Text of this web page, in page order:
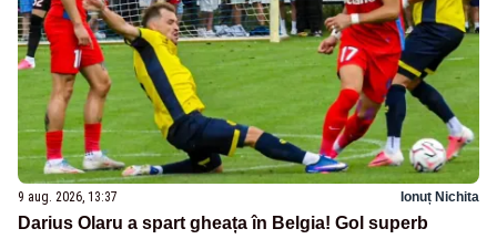
9 aug. 2026, 13:37 Ionuț Nichita
Darius Olaru a spart gheața în Belgia! Gol superb